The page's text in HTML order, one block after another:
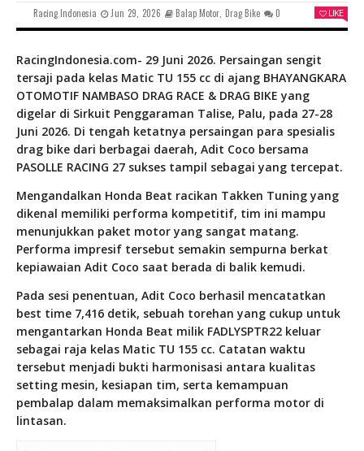
Racing Indonesia Jun 29, 2026 Balap Motor, Drag Bike 0 LIKE
RacingIndonesia.com- 29 Juni 2026. Persaingan sengit
tersaji pada kelas Matic TU 155 cc di ajang BHAYANGKARA
OTOMOTIF NAMBASO DRAG RACE & DRAG BIKE yang
digelar di Sirkuit Penggaraman Talise, Palu, pada 27-28
Juni 2026. Di tengah ketatnya persaingan para spesialis
drag bike dari berbagai daerah, Adit Coco bersama
PASOLLE RACING 27 sukses tampil sebagai yang tercepat.
Mengandalkan Honda Beat racikan Takken Tuning yang
dikenal memiliki performa kompetitif, tim ini mampu
menunjukkan paket motor yang sangat matang.
Performa impresif tersebut semakin sempurna berkat
kepiawaian Adit Coco saat berada di balik kemudi.
Pada sesi penentuan, Adit Coco berhasil mencatatkan
best time 7,416 detik, sebuah torehan yang cukup untuk
mengantarkan Honda Beat milik FADLYSPTR22 keluar
sebagai raja kelas Matic TU 155 cc. Catatan waktu
tersebut menjadi bukti harmonisasi antara kualitas
setting mesin, kesiapan tim, serta kemampuan
pembalap dalam memaksimalkan performa motor di
lintasan.